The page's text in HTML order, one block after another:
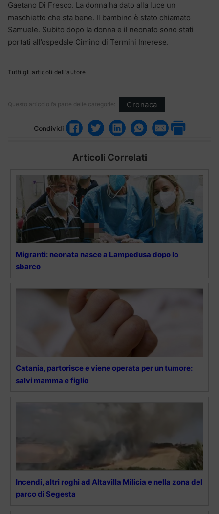
Gaetano Di Fresco. La donna ha dato alla luce un
maschietto che sta bene. Il bambino è stato chiamato
Samuele. Subito dopo la donna e il neonato sono stati
portati all’ospedale Cimino di Termini Imerese.
Tutti gli articoli dell'autore
Questo articolo fa parte delle categorie: Cronaca
Condividi
Articoli Correlati
Migranti: neonata nasce a Lampedusa dopo lo
sbarco
Catania, partorisce e viene operata per un tumore:
salvi mamma e figlio
Incendi, altri roghi ad Altavilla Milicia e nella zona del
parco di Segesta